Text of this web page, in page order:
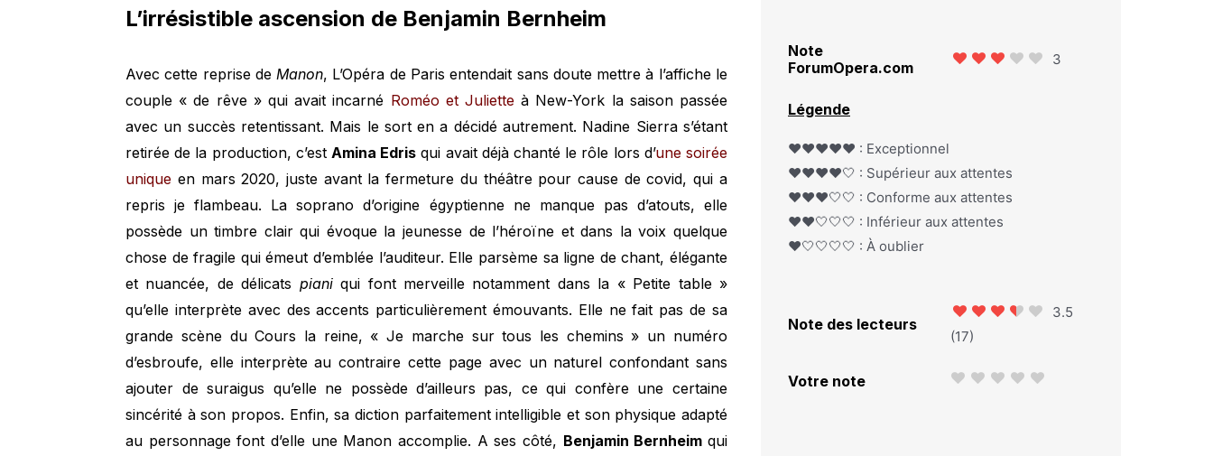
L’irrésistible ascension de Benjamin Bernheim
Avec cette reprise deManon, L’Opéra de Paris entendait sans doute mettre à l’affiche le
couple « de rêve » qui avait incarné Roméo et Juliette à New-York la saison passée
avec un succès retentissant. Mais le sort en a décidé autrement. Nadine Sierra s’étant
retirée de la production, c’estAmina Edris qui avait déjà chanté le rôle lors d’une soirée
unique en mars 2020, juste avant la fermeture du théâtre pour cause de covid, qui a
repris je flambeau. La soprano d’origine égyptienne ne manque pas d’atouts, elle
possède un timbre clair qui évoque la jeunesse de l’héroïne et dans la voix quelque
chose de fragile qui émeut d’emblée l’auditeur. Elle parsème sa ligne de chant, élégante
et nuancée, de délicats pianiqui font merveille notamment dans la « Petite table »
qu’elle interprète avec des accents particulièrement émouvants. Elle ne fait pas de sa
grande scène du Cours la reine, « Je marche sur tous les chemins » un numéro
d’esbroufe, elle interprète au contraire cette page avec un naturel confondant sans
ajouter de suraigus qu’elle ne possède d’ailleurs pas, ce qui confère une certaine
sincérité à son propos. Enfin, sa diction parfaitement intelligible et son physique adapté
au personnage font d’elle une Manon accomplie. A ses côté, Benjamin Bernheim qui
Note
ForumOpera.com
3
Légende
❤️❤️❤️❤️❤️ : Exceptionnel
❤️❤️❤️❤️🤍 : Supérieur aux attentes
❤️❤️❤️🤍🤍 : Conforme aux attentes
❤️❤️🤍🤍🤍 : Inférieur aux attentes
❤️🤍🤍🤍🤍 : À oublier
Note des lecteurs
3.5
(17)
Votre note